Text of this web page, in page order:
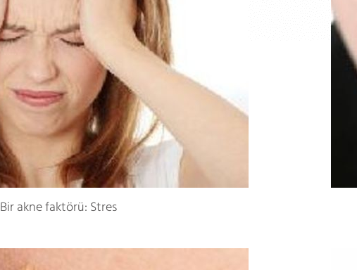
Bir akne faktörü: Stres